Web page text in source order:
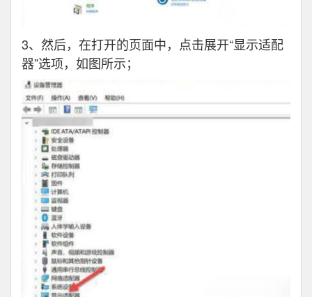
3、然后，在打开的页面中，点击展开“显示适配
器”选项，如图所示；